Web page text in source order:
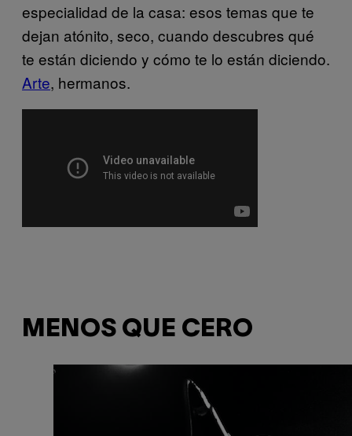
especialidad de la casa: esos temas que te
dejan atónito, seco, cuando descubres qué
te están diciendo y cómo te lo están diciendo.
Arte, hermanos.
MENOS QUE CERO